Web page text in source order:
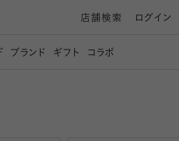
店舗検索 ログイン
ブランド ギフト コラボ